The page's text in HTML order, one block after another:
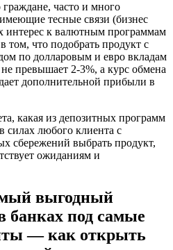
часто и много
тесные связи (бизнес
интерес к валютным программам
том, что подобрать продукт с
по долларовым и евро вкладам
превышает 2-3%, а курс обмена
дополнительной прибыли в
какая из депозитных программ
силах любого клиента с
сбережений выбрать продукт,
ожиданиям и
выгодный
банках под самые
— как открыть